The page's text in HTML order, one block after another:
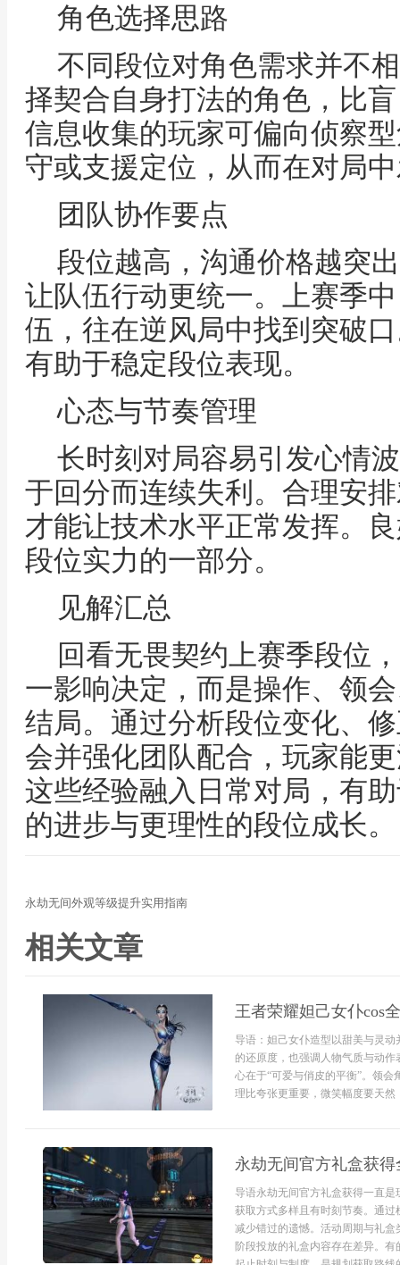
角色选择思路
不同段位对角色需求并不
择契合自身打法的角色，比
信息收集的玩家可偏向侦察
守或支援定位，从而在对局
团队协作要点
段位越高，沟通价格越突
让队伍行动更统一。上赛季
伍，往在逆风局中找到突破
有助于稳定段位表现。
心态与节奏管理
长时刻对局容易引发心情
于回分而连续失利。合理安
才能让技术水平正常发挥。
段位实力的一部分。
见解汇总
回看无畏契约上赛季段位
一影响决定，而是操作、领
结局。通过分析段位变化、
会并强化团队配合，玩家能
这些经验融入日常对局，有
的进步与更理性的段位成长。
永劫无间外观等级提升实用指南
相关文章
王者荣耀妲己女仆cos
导语：妲己女仆造型以甜美与灵
的还原度，也强调人物气质与动
心在于“可爱与俏皮的平衡”。领
理比夸张更重要，微笑幅度要天然
永劫无间官方礼盒获得
导语永劫无间官方礼盒获得一直
获取方式多样且有时刻节奏。通
减少错过的遗憾。活动周期与礼
阶段投放的礼盒内容存在差异。